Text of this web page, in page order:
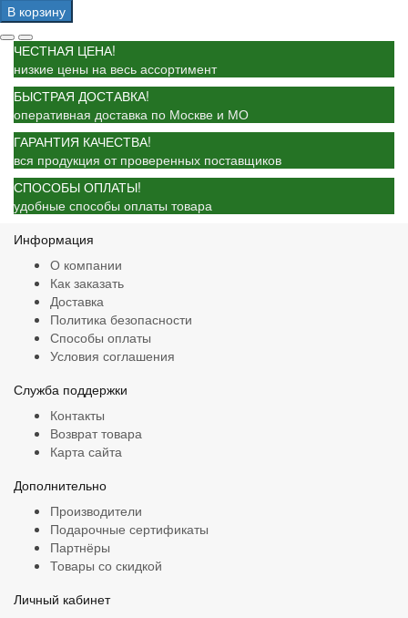
В корзину
ЧЕСТНАЯ ЦЕНА!
низкие цены на весь ассортимент
БЫСТРАЯ ДОСТАВКА!
оперативная доставка по Москве и МО
ГАРАНТИЯ КАЧЕСТВА!
вся продукция от проверенных поставщиков
СПОСОБЫ ОПЛАТЫ!
удобные способы оплаты товара
Информация
О компании
Как заказать
Доставка
Политика безопасности
Способы оплаты
Условия соглашения
Служба поддержки
Контакты
Возврат товара
Карта сайта
Дополнительно
Производители
Подарочные сертификаты
Партнёры
Товары со скидкой
Личный кабинет